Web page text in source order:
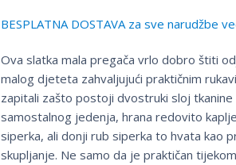
BESPLATNA DOSTAVA za sve narudžbe
Ova slatka mala pregača vrlo dobro štiti
malog djeteta zahvaljujući praktičnim
zapitali zašto postoji dvostruki sloj
samostalnog jedenja, hrana redovito
siperka, ali donji rub siperka to hvata kao
skupljanje. Ne samo da je praktičan